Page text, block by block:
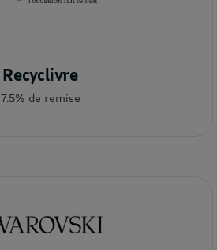
Recyclivre
7.5% de remise